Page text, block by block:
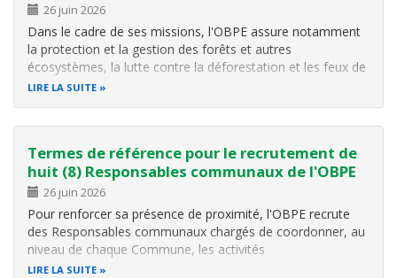
26 juin 2026
Dans le cadre de ses missions, l'OBPE assure notamment
la protection et la gestion des forêts et autres
écosystèmes, la lutte contre la déforestation et les feux de
brousse, le contrôle de l'exploitation des ressources
LIRE LA SUITE
Termes de référence pour le recrutement de
huit (8) Responsables communaux de l'OBPE
26 juin 2026
Pour renforcer sa présence de proximité, l'OBPE recrute
des Responsables communaux chargés de coordonner, au
niveau de chaque Commune, les activités
environnementales et forestières. Pour plus d'informations
LIRE LA SUITE